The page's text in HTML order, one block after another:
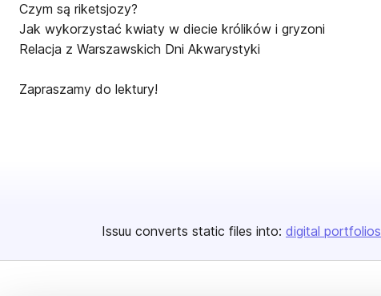
Czym są riketsjozy?
Jak wykorzystać kwiaty w diecie królików i gryzoni
Relacja z Warszawskich Dni Akwarystyki
Zapraszamy do lektury!
Issuu converts static files into: digital portfolios